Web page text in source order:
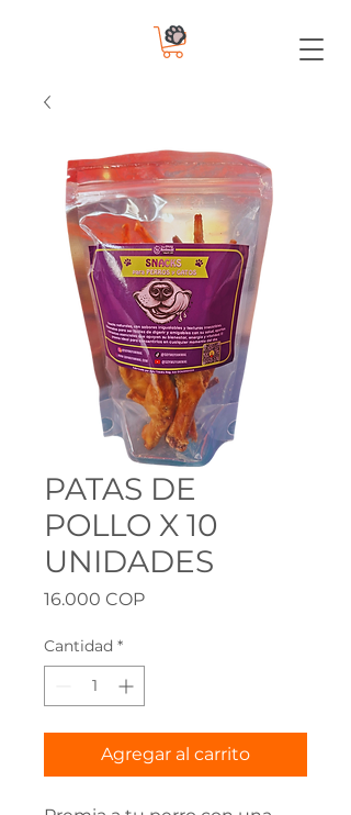
PATAS DE
POLLO X 10
UNIDADES
16.000 COPPrecio
Cantidad *
Agregar al carrito